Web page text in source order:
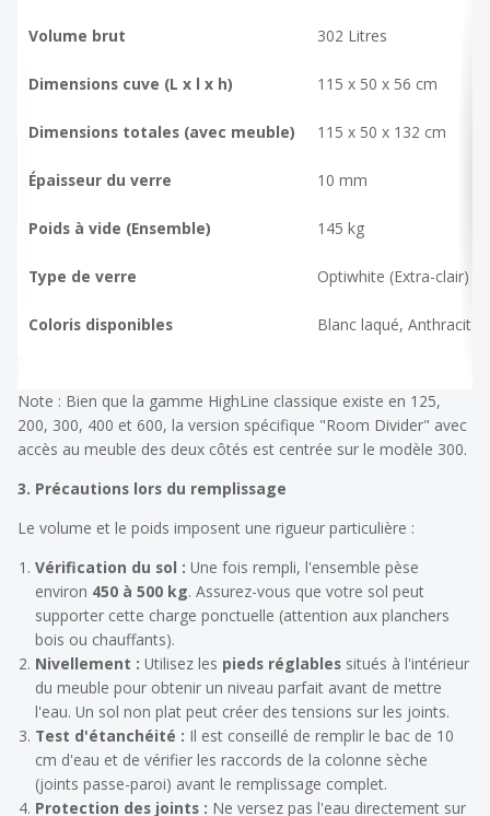
Volume brut 302 Litres
Dimensions cuve (L x l x h) 115 x 50 x 56 cm
Dimensions totales (avec meuble) 115 x 50 x 132 cm
Épaisseur du verre 10 mm
Poids à vide (Ensemble) 145 kg
Type de verre Optiwhite (Extra-clair)
Coloris disponibles Blanc laqué, Anthracite,
Note : Bien que la gamme HighLine classique existe en 125,
200, 300, 400 et 600, la version spécifique "Room Divider" avec
accès au meuble des deux côtés est centrée sur le modèle 300.
3. Précautions lors du remplissage
Le volume et le poids imposent une rigueur particulière :
Vérification du sol : Une fois rempli, l'ensemble pèse
environ 450 à 500 kg. Assurez-vous que votre sol peut
supporter cette charge ponctuelle (attention aux planchers
bois ou chauffants).
Nivellement : Utilisez les pieds réglables situés à l'intérieur
du meuble pour obtenir un niveau parfait avant de mettre
l'eau. Un sol non plat peut créer des tensions sur les joints.
Test d'étanchéité : Il est conseillé de remplir le bac de 10
cm d'eau et de vérifier les raccords de la colonne sèche
(joints passe-paroi) avant le remplissage complet.
Protection des joints : Ne versez pas l'eau directement sur